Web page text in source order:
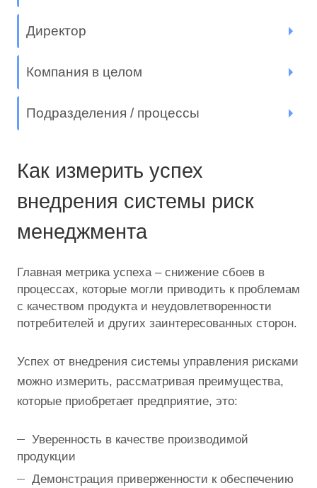
Директор
Компания в целом
Подразделения / процессы
Как измерить успех
внедрения системы риск
менеджмента
Главная метрика успеха – снижение сбоев в
процессах, которые могли приводить к проблемам
с качеством продукта и неудовлетворенности
потребителей и других заинтересованных сторон.
Успех от внедрения системы управления рисками
можно измерить, рассматривая преимущества,
которые приобретает предприятие, это:
Уверенность в качестве производимой
продукции
Демонстрация приверженности к обеспечению